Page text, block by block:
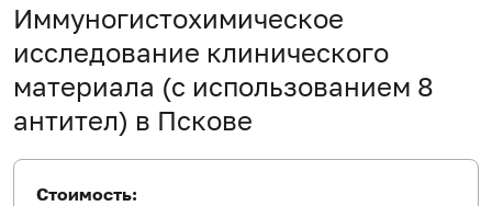
Иммуногистохимическое
исследование клинического
материала (с использованием 8
антител) в Пскове
Стоимость: